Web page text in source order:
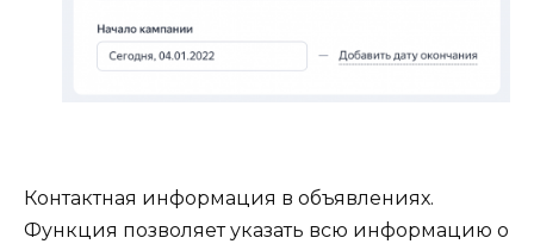
Контактная информация в объявлениях.
Функция позволяет указать всю информацию о